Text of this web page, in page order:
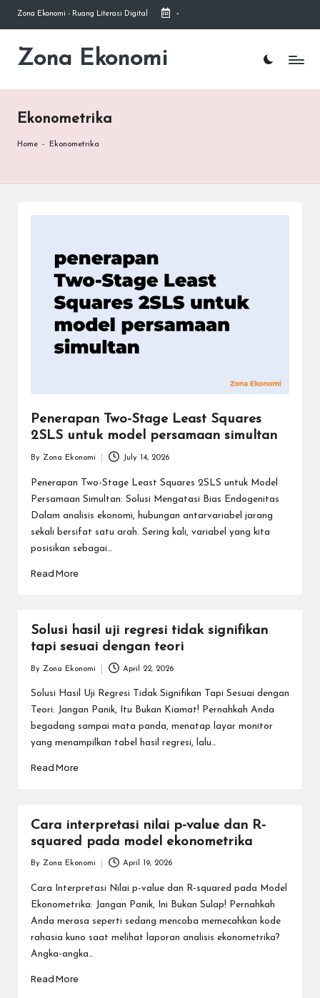
Skip
content
Zona Ekonomi - Ruang Literasi Digital -
Zona Ekonomi
Ruang
Ekonometrika
Home - Ekonometrika
Penerapan Two-Stage Least Squares
2SLS untuk model persamaan simultan
by
By Zona Ekonomi July 14, 2026
Penerapan Two-Stage Least Squares 2SLS untuk Model
Persamaan Simultan: Solusi Mengatasi Bias Endogenitas
Dalam analisis ekonomi, hubungan antarvariabel jarang
sekali bersifat satu arah. Sering kali, variabel yang kita
posisikan sebagai…
Read More
Solusi hasil uji regresi tidak signifikan
tapi sesuai dengan teori
Posted
by
By Zona Ekonomi April 22, 2026
Solusi Hasil Uji Regresi Tidak Signifikan Tapi Sesuai dengan
Teori: Jangan Panik, Itu Bukan Kiamat! Pernahkah Anda
begadang sampai mata panda, menatap layar monitor
yang menampilkan tabel hasil regresi, lalu…
Read More
Cara interpretasi nilai p-value dan R-
squared pada model ekonometrika
by
By Zona Ekonomi April 19, 2026
Cara Interpretasi Nilai p-value dan R-squared pada Model
Ekonometrika: Jangan Panik, Ini Bukan Sulap! Pernahkah
Anda merasa seperti sedang mencoba memecahkan kode
rahasia kuno saat melihat laporan analisis ekonometrika?
Angka-angka…
Read More